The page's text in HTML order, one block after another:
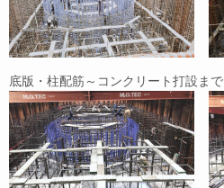
底版・柱配筋～コンクリート打設まで